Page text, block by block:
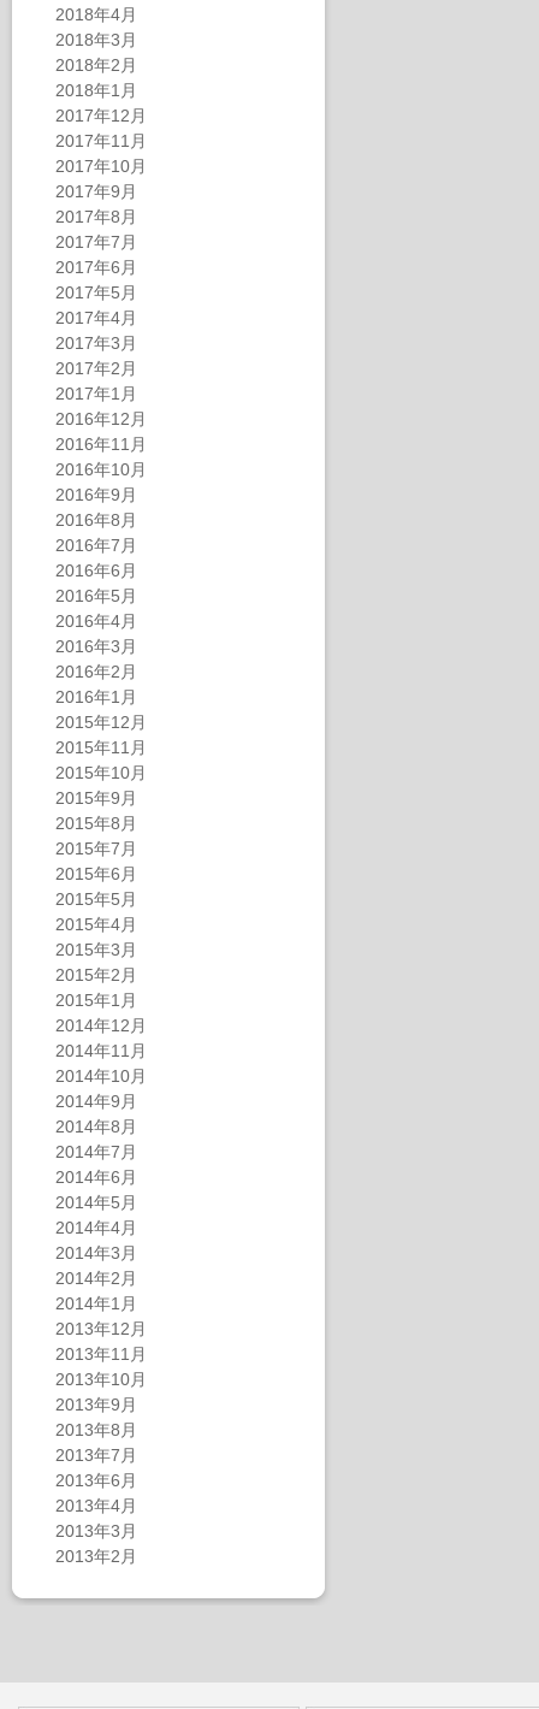
2018年4月
2018年3月
2018年2月
2018年1月
2017年12月
2017年11月
2017年10月
2017年9月
2017年8月
2017年7月
2017年6月
2017年5月
2017年4月
2017年3月
2017年2月
2017年1月
2016年12月
2016年11月
2016年10月
2016年9月
2016年8月
2016年7月
2016年6月
2016年5月
2016年4月
2016年3月
2016年2月
2016年1月
2015年12月
2015年11月
2015年10月
2015年9月
2015年8月
2015年7月
2015年6月
2015年5月
2015年4月
2015年3月
2015年2月
2015年1月
2014年12月
2014年11月
2014年10月
2014年9月
2014年8月
2014年7月
2014年6月
2014年5月
2014年4月
2014年3月
2014年2月
2014年1月
2013年12月
2013年11月
2013年10月
2013年9月
2013年8月
2013年7月
2013年6月
2013年4月
2013年3月
2013年2月